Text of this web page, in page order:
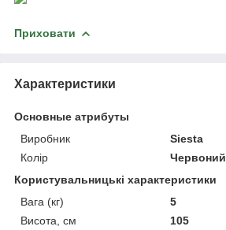
Приховати
Характеристики
Основные атрибуты
Виробник
Siesta
Колір
Червоний
Користувальницькі характеристики
Вага (кг)
5
Висота, см
105